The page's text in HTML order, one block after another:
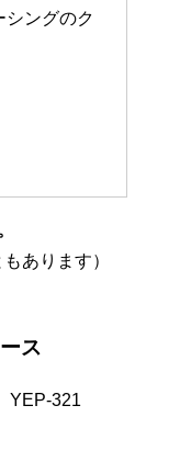
シングのク
あります）
ス
YEP-321